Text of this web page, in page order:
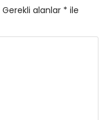
Gerekli alanlar * ile